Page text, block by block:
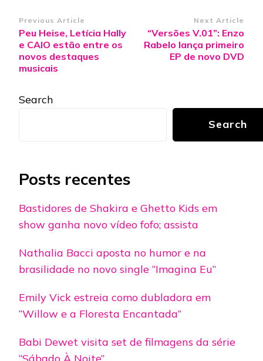
Post
Navigation
Previous Article
Peu Heise, Letícia Hally
e CAIO estão entre os
novos destaques
musicais
Next Article
“Versões V.01”: Enzo
Rabelo lança primeiro
EP de novo DVD
Search
Search
Posts recentes
Bastidores de Shakira e Ghetto Kids em
show ganha novo vídeo fofo; assista
Nathalia Bacci aposta no humor e na
brasilidade no novo single “Imagina Eu”
Emily Vick estreia como dubladora em
“Willow e a Floresta Encantada”
Babi Dewet visita set de filmagens da série